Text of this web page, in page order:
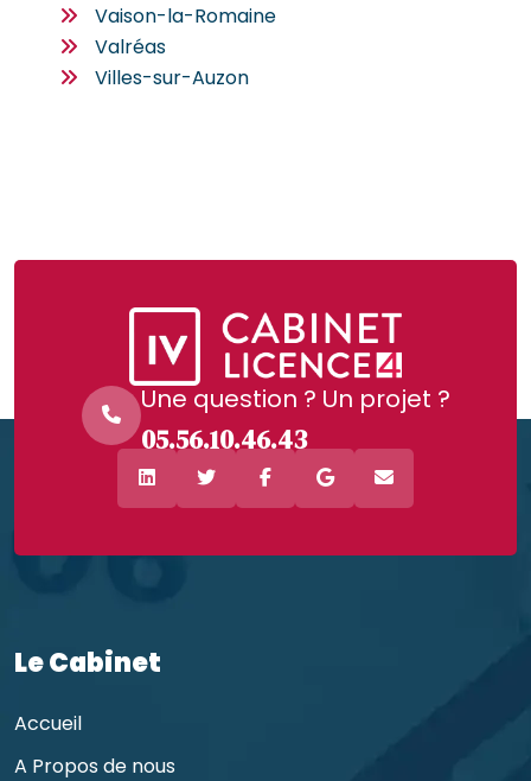
Vaison-la-Romaine
Valréas
Villes-sur-Auzon
Une question ? Un projet ?
05.56.10.46.43
Le Cabinet
Accueil
A Propos de nous